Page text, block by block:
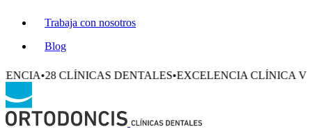
Trabaja con nosotros
Blog
DENTALES• EXCELENCIA CLÍNICA VERIFICADA•